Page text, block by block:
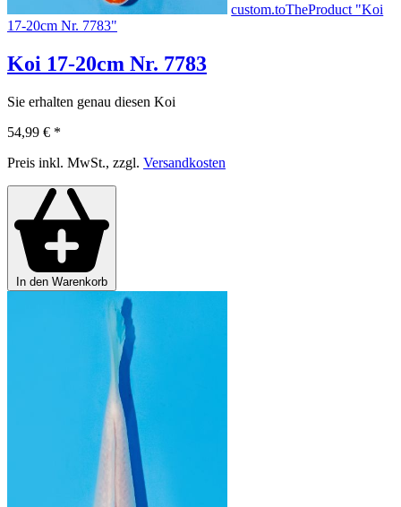
custom.toTheProduct "Koi
17-20cm Nr. 7783"
Koi 17-20cm Nr. 7783
Sie erhalten genau diesen Koi
54,99 € *
Preis inkl. MwSt., zzgl. Versandkosten
In den Warenkorb